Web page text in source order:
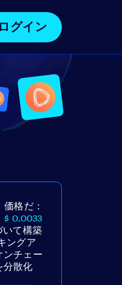
ログイン
価格だ：
$ 0.0033
て構築
ングア
ンチェー
分散化